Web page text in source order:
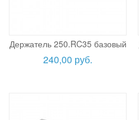
Держатель 250.RC35 базовый
240,00 руб.